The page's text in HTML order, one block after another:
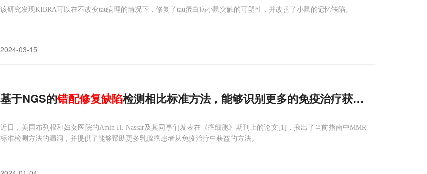
该研究发现KIBRA可以在不改变tau病理的情况下，修复了tau蛋白病小鼠突触的可塑性，并改善了小鼠的记忆缺陷。
2024-03-15
基于NGS的错配修复缺陷检测相比标准方法，能够识别更多的免疫治疗获益乳腺癌患者
近日，美国布列根和妇女医院的Amin H. Nassar及其同事们发表在《癌细胞》期刊上的论文[1]，揪出了当前指南中MMR
标准检测方法的漏洞，并提供了能够帮助更多乳腺癌患者从免疫治疗中获益的方法。